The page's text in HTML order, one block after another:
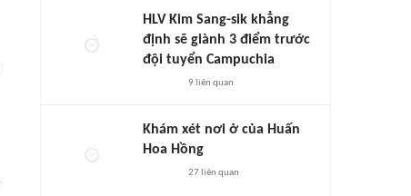
HLV Kim Sang-sik khẳng
định sẽ giành 3 điểm trước
đội tuyển Campuchia
9 liên quan
Khám xét nơi ở của Huấn
Hoa Hồng
27liên quan